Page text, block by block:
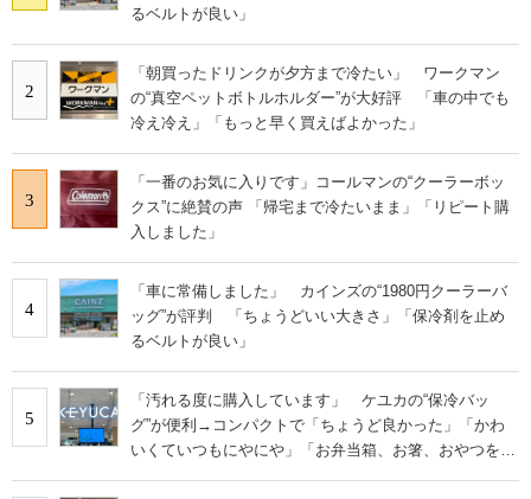
るベルトが良い」
2
「朝買ったドリンクが夕方まで冷たい」 ワークマン
の“真空ペットボトルホルダー”が大好評 「車の中でも
冷え冷え」「もっと早く買えばよかった」
3
「一番のお気に入りです」コールマンの“クーラーボッ
クス”に絶賛の声 「帰宅まで冷たいまま」「リピート購
入しました」
4
「車に常備しました」 カインズの“1980円クーラーバ
ッグ”が評判 「ちょうどいい大きさ」「保冷剤を止め
るベルトが良い」
5
「汚れる度に購入しています」 ケユカの“保冷バッ
グ”が便利→コンパクトで「ちょうど良かった」「かわ
いくていつもにやにや」「お弁当箱、お箸、おやつを入